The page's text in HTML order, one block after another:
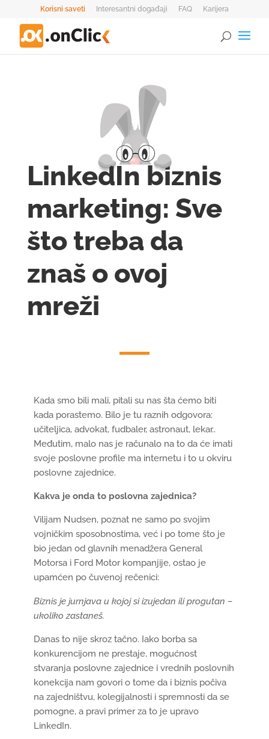
Korisni saveti Interesantni događaji FAQ
Karijera
LinkedIn biznis
marketing: Sve
što treba da
znaš o ovoj
mreži
Kada smo bili mali, pitali su nas šta ćemo biti
kada porastemo. Bilo je tu raznih odgovora:
učiteljica, advokat, fudbaler, astronaut, lekar..
Međutim, malo nas je računalo na to da će imati
svoje poslovne profile ma internetu i to u okviru
poslovne zajednice.
Kakva je onda to poslovna zajednica?
Vilijam Nudsen, poznat ne samo po svojim
vojničkim sposobnostima, već i po tome što je
bio jedan od glavnih menadžera General
Motorsa i Ford Motor kompanjije, ostao je
upamćen po čuvenoj rečenici:
Biznis je jurnjava u kojoj si izujedan ili progutan –
ukoliko zastaneš.
Danas to nije skroz tačno. Iako borba sa
konkurencijom ne prestaje, mogućnost
stvaranja poslovne zajednice i vrednih poslovnih
konekcija nam govori o tome da i biznis počiva
na zajedništvu, kolegijalnosti i spremnosti da se
pomogne, a pravi primer za to je upravo
LinkedIn.